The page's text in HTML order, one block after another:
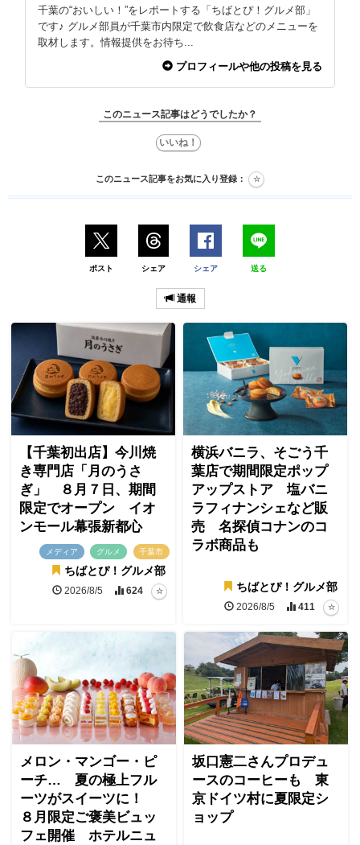
千葉の“おいしい！”をレポートする「ちばとぴ！グルメ部」
です♪ グルメ部員が千葉市内限定で飲食店などのメニューを
取材します。情報提供をお待ち...
プロフィールや他の投稿を見る
このニュース記事はどうでしたか？
このニュース記事をお気に入り登録：
ポスト シェア シェア 送る
通報
【千葉初出店】今川焼
き専門店「月のうさ
ぎ」 ８月７日、期間
限定でオープン イオ
ンモール幕張新都心
メディア グルメ 千葉市
ちばとぴ！グルメ部
2026/8/5 624
横浜バニラ、そごう千
葉店で期間限定ポップ
アップストア 塩バニ
ラフィナンシェなど販
売 名探偵コナンのコ
ラボ商品も
ちばとぴ！グルメ部
2026/8/5 411
メロン・マンゴー・ピ
ーチ… 夏の極上フル
ーツがスイーツに！
８月限定ご褒美ビュッ
フェ開催 ホテルニュ
坂口憲二さんプロデュ
ースのコーヒーも 東
京ドイツ村に夏限定シ
ョップ